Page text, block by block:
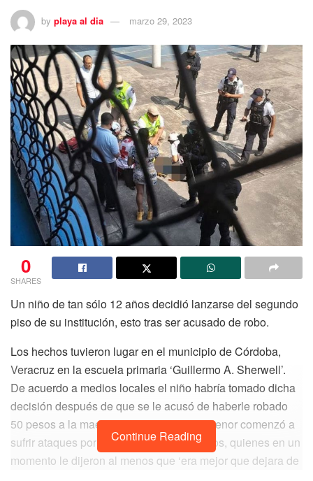
by playa al dia marzo 29, 2023
0
SHARES
Un niño de tan sólo 12 años decidió lanzarse del segundo
piso de su institución, esto tras ser acusado de robo.
Los hechos tuvieron lugar en el municipio de Córdoba,
Veracruz en la escuela primaria ‘Guillermo A. Sherwell’.
De acuerdo a medios locales el niño habría tomado dicha
decisión después de que se le acusó de haberle robado
50 pesos a la maestra, por tal motivo el menor comenzó a
sufrir ataques por parte de sus compañeros, quienes en un
momento le dijeron al menos que ‘era mejor que dejara de
Continue Reading